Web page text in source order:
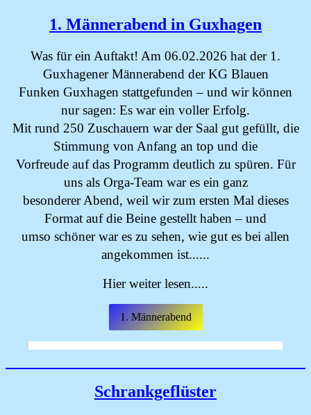
1. Männerabend in Guxhagen
Was für ein Auftakt! Am 06.02.2026 hat der 1.
Guxhagener Männerabend der KG Blauen
Funken Guxhagen stattgefunden – und wir können
nur sagen: Es war ein voller Erfolg.
Mit rund 250 Zuschauern war der Saal gut gefüllt, die
Stimmung von Anfang an top und die
Vorfreude auf das Programm deutlich zu spüren. Für
uns als Orga-Team war es ein ganz
besonderer Abend, weil wir zum ersten Mal dieses
Format auf die Beine gestellt haben – und
umso schöner war es zu sehen, wie gut es bei allen
angekommen ist......
Hier weiter lesen.....
1. Männerabend
Schrankgeflüster